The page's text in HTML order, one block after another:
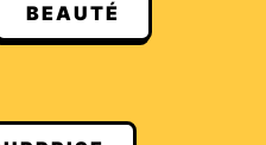
BEAUTÉ